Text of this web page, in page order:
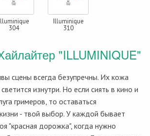
304
Illuminique
310
"ILLUMINIQUE"
сцены всегда безупречны. Их кожа
изнутри. Но если сиять в кино и
гримеров, то оставаться
- твой выбор. У каждой бывает
"красная дорожка", когда нужно